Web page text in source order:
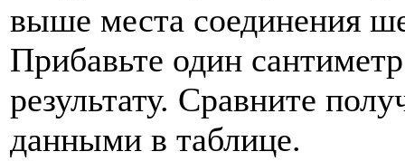
выше места соединения
Прибавьте один
результату. Сравните
данными в таблице.